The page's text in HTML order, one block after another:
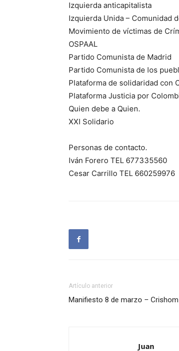
Izquierda anticapitalista
Izquierda Unida – Comunidad
Movimiento de víctimas de
OSPAAL
Partido Comunista de Madrid
Partido Comunista de los
Plataforma de solidaridad con
Plataforma Justicia por
Quien debe a Quien.
XXI Solidario
Personas de contacto.
Iván Forero TEL 677335560
Cesar Carrillo TEL 660259976
Artículo anterior
Manifiesto 8 de marzo – Crishom
Juan